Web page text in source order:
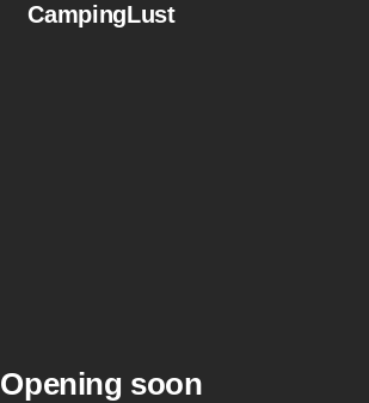
CampingLust
Opening soon